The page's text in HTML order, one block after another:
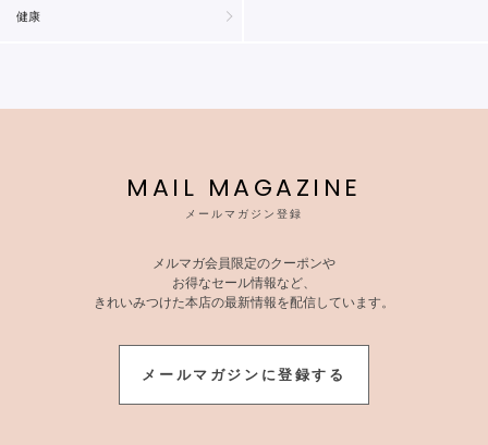
健康
MAIL MAGAZINE
メールマガジン登録
メルマガ会員限定のクーポンや
お得なセール情報など、
きれいみつけた本店の最新情報を配信しています。
メールマガジンに登録する